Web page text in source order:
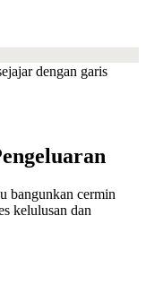
dengan garis
bangunkan cermin
kelulusan dan